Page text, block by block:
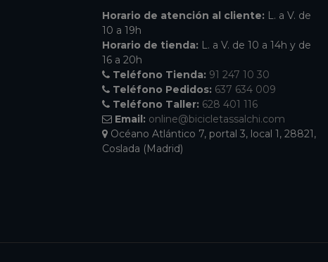
Horario de atención al cliente: L. a V. de
10 a 19h
Horario de tienda: L. a V. de 10 a 14h y de
16 a 20h
Teléfono Tienda: 91 247 10 30
Teléfono Pedidos: 637 634 009
Teléfono Taller: 628 401 116
Email: online@bicicletassalchi.com
Océano Atlántico 7, portal 3, local 1, 28821,
Coslada (Madrid)